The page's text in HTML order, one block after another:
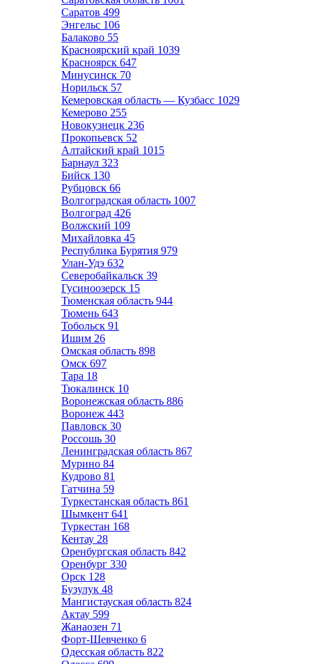
Саратов 499
Энгельс 106
Балаково 55
Красноярский край 1039
Красноярск 647
Минусинск 70
Норильск 57
Кемеровская область — Кузбасс 1029
Кемерово 255
Новокузнецк 236
Прокопьевск 52
Алтайский край 1015
Барнаул 323
Бийск 130
Рубцовск 66
Волгоградская область 1007
Волгоград 426
Волжский 109
Михайловка 45
Республика Бурятия 979
Улан-Удэ 632
Северобайкальск 39
Гусиноозерск 15
Тюменская область 944
Тюмень 643
Тобольск 91
Ишим 26
Омская область 898
Омск 697
Тара 18
Тюкалинск 10
Воронежская область 886
Воронеж 443
Павловск 30
Россошь 30
Ленинградская область 867
Мурино 84
Кудрово 81
Гатчина 59
Туркестанская область 861
Шымкент 641
Туркестан 168
Кентау 28
Оренбургская область 842
Оренбург 330
Орск 128
Бузулук 48
Мангистауская область 824
Актау 599
Жанаозен 71
Форт-Шевченко 6
Одесская область 822